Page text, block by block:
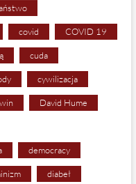
covid COVID 19
cuda
cywilizacja
David Hume
democracy
diabeł